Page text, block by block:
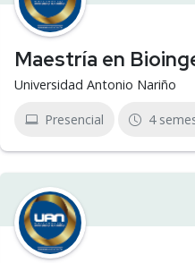
Maestría en
Universidad Antonio Nariño
Presencial 4